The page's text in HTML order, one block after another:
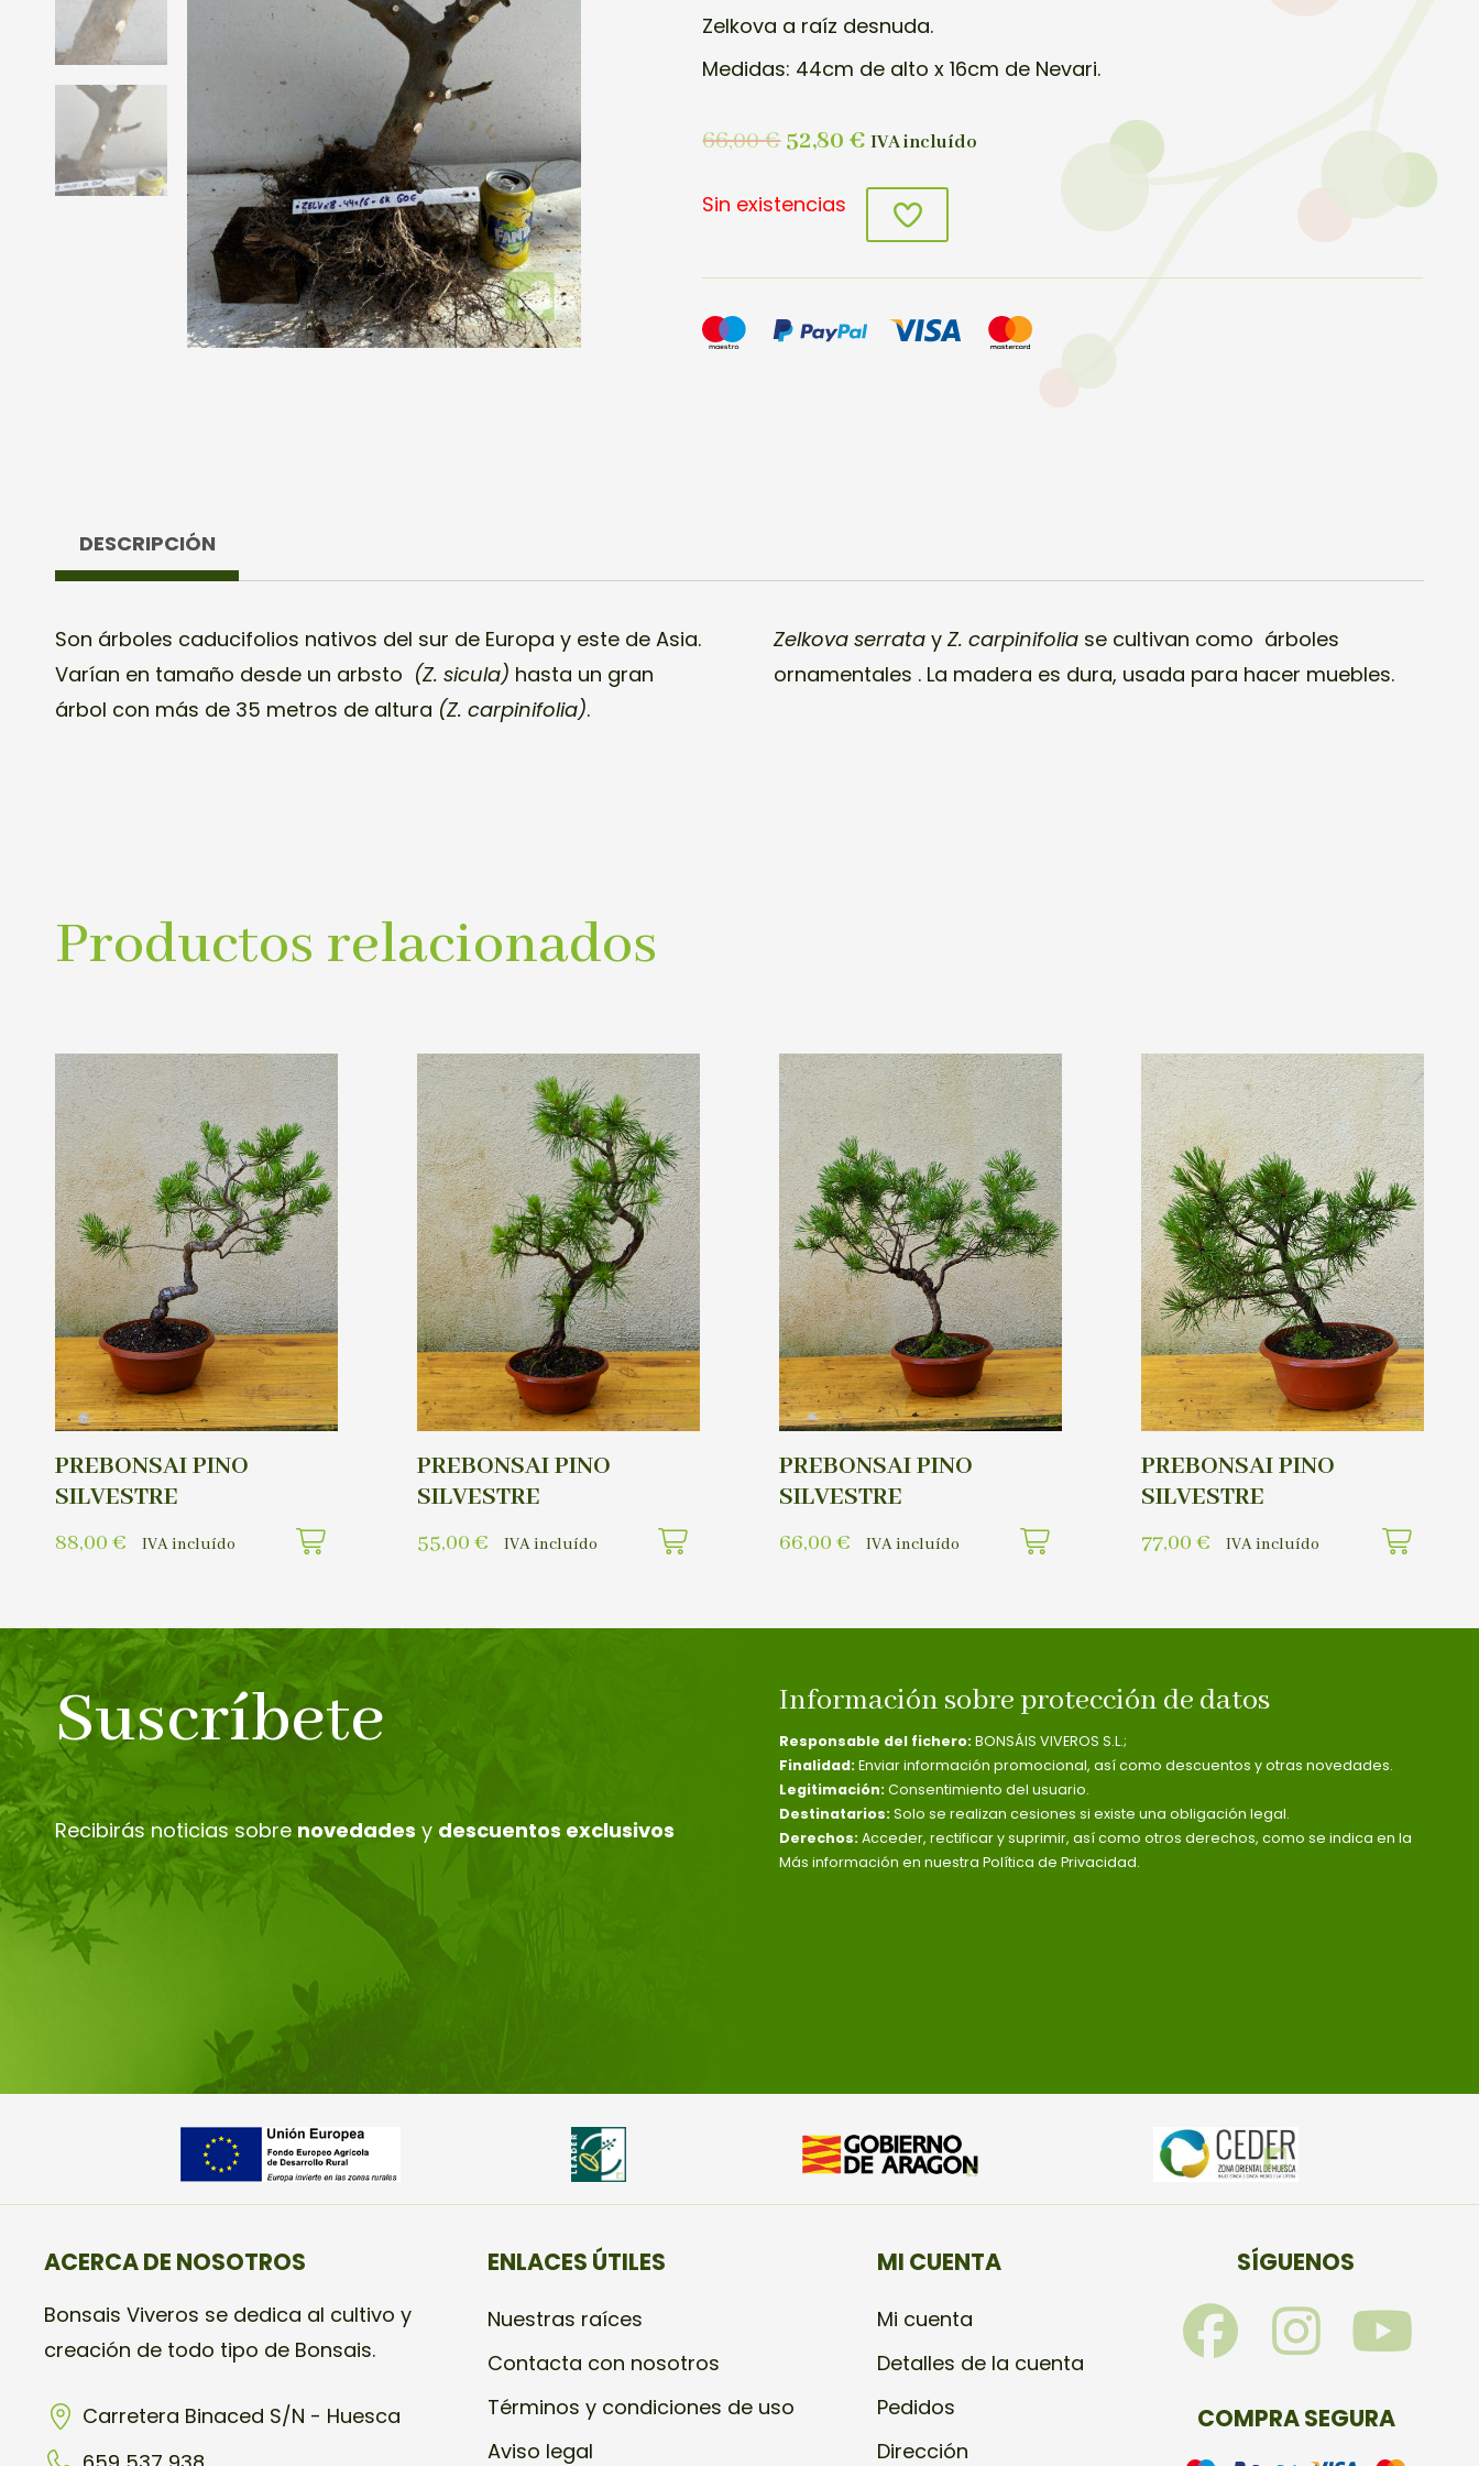
Zelkova a raíz desnuda.
Medidas: 44cm de alto x 16cm de Nevari.
66,00€52,80€ IVA incluído
Sin existencias
DESCRIPCIÓN
Son árboles caducifolios nativos del sur de Europa y este de Asia.
Varían en tamaño desde un arbsto (Z. sicula) hasta un gran
árbol con más de 35 metros de altura (Z. carpinifolia).
Zelkova serrata yZ. carpinifolia se cultivan como árboles
ornamentales . La madera es dura, usada para hacer muebles.
Productos relacionados
PREBONSAI PINO
SILVESTRE
88,00 € IVA incluído
PREBONSAI PINO
SILVESTRE
55,00 € IVA incluído
PREBONSAI PINO
SILVESTRE
66,00 € IVA incluído
PREBONSAI PINO
SILVESTRE
77,00 € IVA incluído
Suscríbete
Recibirás noticias sobre novedades y descuentos exclusivos
Información sobre protección de datos
Responsable del fichero: BONSÁIS VIVEROS S.L.;
Finalidad: Enviar información promocional, así como descuentos y otras novedades.
Legitimación: Consentimiento del usuario.
Destinatarios: Solo se realizan cesiones si existe una obligación legal.
Derechos: Acceder, rectificar y suprimir, así como otros derechos, como se indica en la
Más información en nuestra Política de Privacidad.
ACERCA DE NOSOTROS
Bonsais Viveros se dedica al cultivo y
creación de todo tipo de Bonsais.
Carretera Binaced S/N - Huesca
ENLACES ÚTILES
Nuestras raíces
Contacta con nosotros
Términos y condiciones de uso
Aviso legal
MI CUENTA
Mi cuenta
Detalles de la cuenta
Pedidos
Dirección
SÍGUENOS
F
a
c
I
n
s
Y
u
COMPRA SEGURA